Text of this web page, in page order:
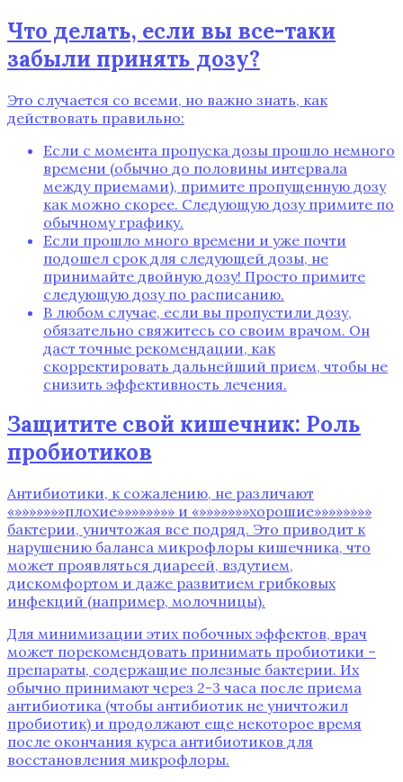
Что делать‚ если вы все-таки
забыли принять дозу?
Это случается со всеми‚ но важно знать‚ как
действовать правильно:
Если с момента пропуска дозы прошло немного
времени (обычно до половины интервала
между приемами)‚ примите пропущенную дозу
как можно скорее. Следующую дозу примите по
обычному графику.
Если прошло много времени и уже почти
подошел срок для следующей дозы‚ не
принимайте двойную дозу! Просто примите
следующую дозу по расписанию.
В любом случае‚ если вы пропустили дозу‚
обязательно свяжитесь со своим врачом. Он
даст точные рекомендации‚ как
скорректировать дальнейший прием‚ чтобы не
снизить эффективность лечения.
Защитите свой кишечник: Роль
пробиотиков
Антибиотики‚ к сожалению‚ не различают
«»»»»»»»плохие»»»»»»»» и «»»»»»»»хорошие»»»»»»»»
бактерии‚ уничтожая все подряд. Это приводит к
нарушению баланса микрофлоры кишечника‚ что
может проявляться диареей‚ вздутием‚
дискомфортом и даже развитием грибковых
инфекций (например‚ молочницы).
Для минимизации этих побочных эффектов‚ врач
может порекомендовать принимать пробиотики –
препараты‚ содержащие полезные бактерии. Их
обычно принимают через 2-3 часа после приема
антибиотика (чтобы антибиотик не уничтожил
пробиотик) и продолжают еще некоторое время
после окончания курса антибиотиков для
восстановления микрофлоры.